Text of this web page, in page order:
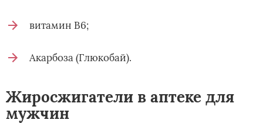
витамин В6;
Акарбоза (Глюкобай).
Жиросжигатели в аптеке для
мужчин